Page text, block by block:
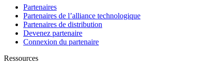
Partenaires
Partenaires de l’alliance technologique
Partenaires de distribution
Devenez partenaire
Connexion du partenaire
Ressources